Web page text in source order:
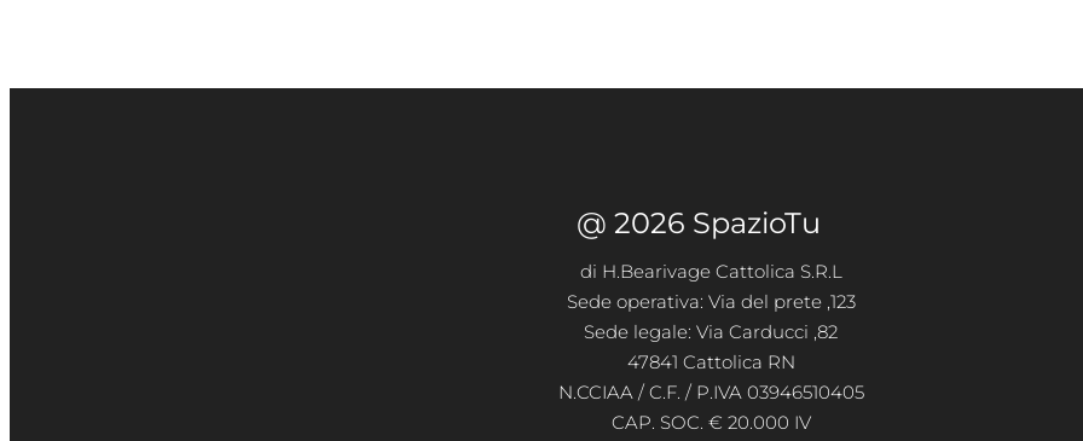
@ 2026 SpazioTu
di H.Bearivage Cattolica S.R.L
Sede operativa: Via del prete ,123
Sede legale: Via Carducci ,82
47841 Cattolica RN
N.CCIAA / C.F. / P.IVA 03946510405
CAP. SOC. € 20.000 IV